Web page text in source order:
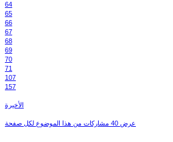
64
65
66
67
68
69
70
71
107
157
الأخيرة
عرض 40 مشاركات من هذا الموضوع لكل صفحة